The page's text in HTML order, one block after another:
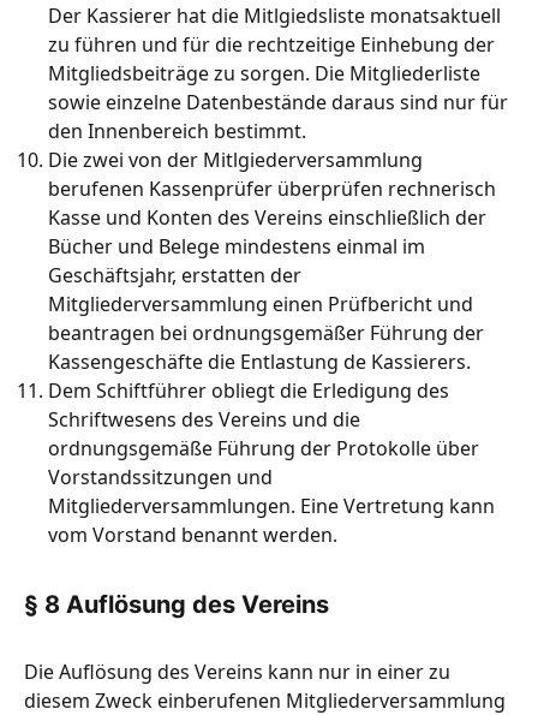
Der Kassierer hat die Mitlgiedsliste monatsaktuell
zu führen und für die rechtzeitige Einhebung der
Mitgliedsbeiträge zu sorgen. Die Mitgliederliste
sowie einzelne Datenbestände daraus sind nur für
den Innenbereich bestimmt.
Die zwei von der Mitlgiederversammlung
berufenen Kassenprüfer überprüfen rechnerisch
Kasse und Konten des Vereins einschließlich der
Bücher und Belege mindestens einmal im
Geschäftsjahr, erstatten der
Mitgliederversammlung einen Prüfbericht und
beantragen bei ordnungsgemäßer Führung der
Kassengeschäfte die Entlastung de Kassierers.
Dem Schiftführer obliegt die Erledigung des
Schriftwesens des Vereins und die
ordnungsgemäße Führung der Protokolle über
Vorstandssitzungen und
Mitgliederversammlungen. Eine Vertretung kann
vom Vorstand benannt werden.
§ 8 Auflösung des Vereins
Die Auflösung des Vereins kann nur in einer zu
diesem Zweck einberufenen Mitgliederversammlung